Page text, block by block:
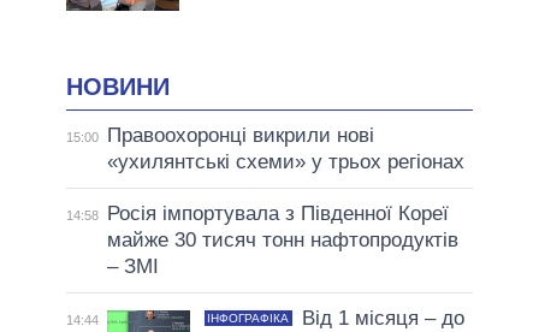
НОВИНИ
15:00
Правоохоронці викрили нові
«ухилянтські схеми» у трьох регіонах
14:58
Росія імпортувала з Південної Кореї
майже 30 тисяч тонн нафтопродуктів
– ЗМІ
14:44 ІНФОГРАФІКА
Від 1 місяця – до